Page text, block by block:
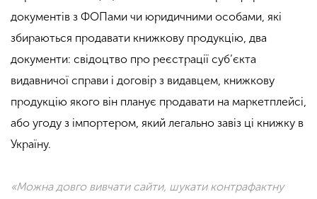
документів з ФОПами чи юридичними особами, які
збираються продавати книжкову продукцію, два
документи: свідоцтво про реєстрації суб’єкта
видавничої справи і договір з видавцем, книжкову
продукцію якого він планує продавати на маркетплейсі,
або угоду з імпортером, який легально завіз ці книжку в
Україну.
«Можна довго вивчати сайти, шукати контрафактну